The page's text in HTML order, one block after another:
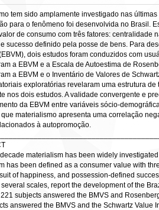
tem sido amplamente investigado nas
para o fenômeno foi desenvolvida no Brasil.
de consumo com três fatores: centralidade
sucesso definido pela posse de bens. Para
dois estudos foram conduzidos com
a EBVM e a Escala de Autoestima de
a EBVM e o Inventário de Valores de
exploratórias revelaram uma estrutura
nos dois estudos. A validade convergente e
da EBVM entre variáveis sócio-
materialismo apresenta uma correlação
à autopromoção.
decade materialism has been widely
has been defined as a consumer value with
of happiness, and possession-defined
scales, report the development of the
subjects answered the BMVS and
answered the BMVS and the Schwartz Value